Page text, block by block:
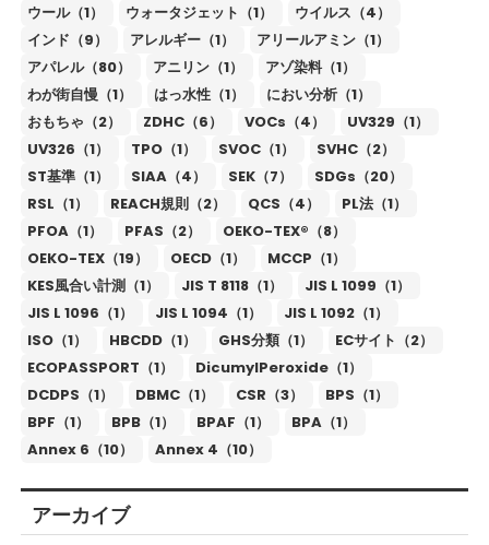
ウール（1）
ウォータジェット（1）
ウイルス（4）
インド（9）
アレルギー（1）
アリールアミン（1）
アパレル（80）
アニリン（1）
アゾ染料（1）
わが街自慢（1）
はっ水性（1）
におい分析（1）
おもちゃ（2）
ZDHC（6） VOCs（4）
UV329（1）
UV326（1）
TPO（1） SVOC（1）
SVHC（2）
ST基準（1）
SIAA（4） SEK（7）
SDGs（20）
RSL（1）
REACH規則（2） QCS（4）
PL法（1）
PFOA（1）
PFAS（2）
OEKO-TEX®（8）
OEKO-TEX（19）
OECD（1）
MCCP（1）
KES風合い計測（1）
JIS T 8118（1）
JIS L 1099（1）
JIS L 1096（1）
JIS L 1094（1）
JIS L 1092（1）
ISO（1）
HBCDD（1） GHS分類（1）
ECサイト（2）
ECOPASSPORT（1）
DicumylPeroxide（1）
DCDPS（1）
DBMC（1） CSR（3）
BPS（1）
BPF（1）
BPB（1） BPAF（1）
BPA（1）
Annex 6（10）
Annex 4（10）
アーカイブ